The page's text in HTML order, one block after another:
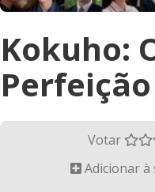
Kokuho:
Perfeição
Votar
Adicionar à